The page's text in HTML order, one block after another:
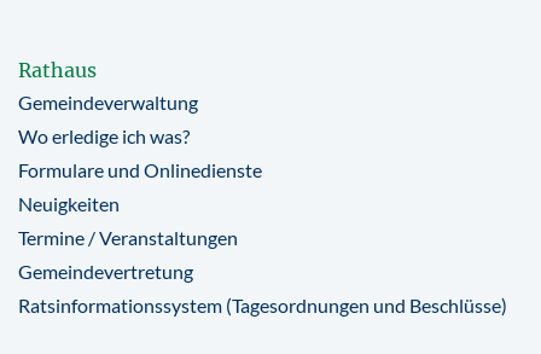
Rathaus
Gemeindeverwaltung
Wo erledige ich was?
Formulare und Onlinedienste
Neuigkeiten
Termine / Veranstaltungen
Gemeindevertretung
Ratsinformationssystem (Tagesordnungen und Beschlüsse)